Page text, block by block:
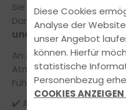
Sie haben noch Fragen?
Dann laden wir Sie
und unverbindlichen
An diesem Abend klären
Atmosphäre alle
Führerscheinausbildung:
✔️ Ablauf der Theorie- und
Diese Cookies
Analyse der
unser Angebot
können. Hierfür
statistische
Personenbezug
COOKIES ANZEIGEN